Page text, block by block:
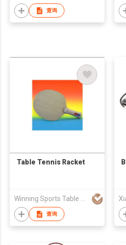
查询
Table Tennis Racket
Winning Sports Table Tennis Ltd
查询